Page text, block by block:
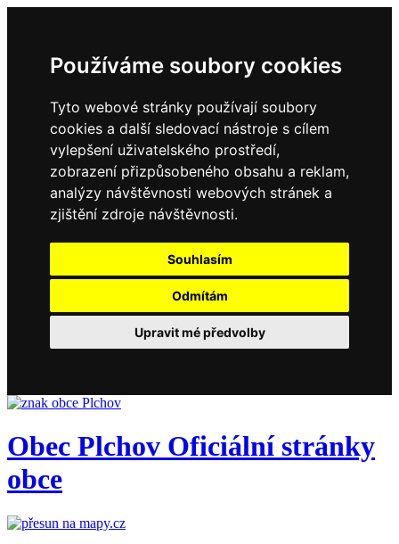
Používáme soubory cookies
Tyto webové stránky používají soubory
cookies a další sledovací nástroje s cílem
vylepšení uživatelského prostředí,
zobrazení přizpůsobeného obsahu a reklam,
analýzy návštěvnosti webových stránek a
zjištění zdroje návštěvnosti.
Souhlasím
Odmítám
Upravit mé předvolby
Obec Plchov Oficiální stránky
obce